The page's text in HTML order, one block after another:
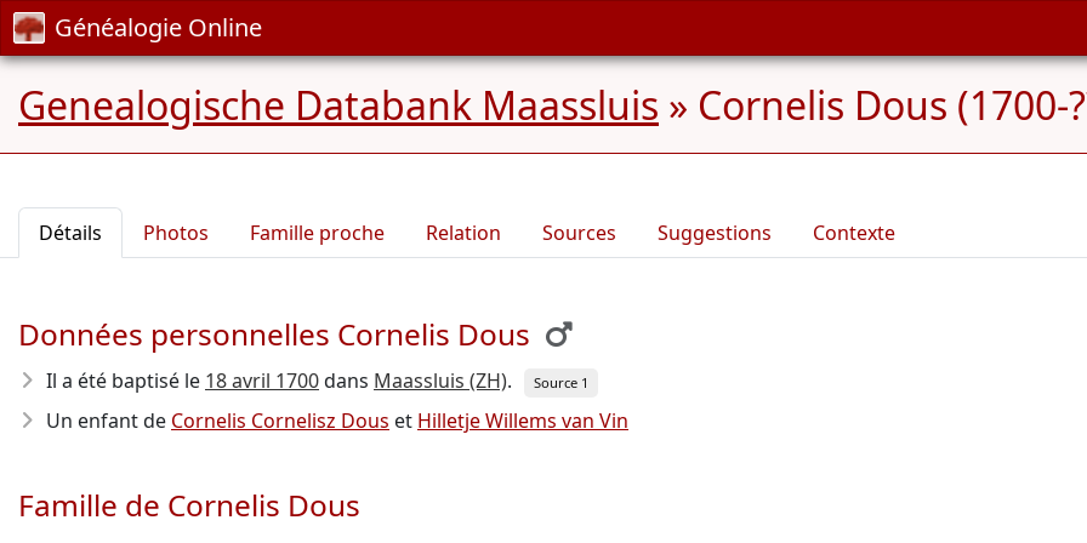
Généalogie Online
Genealogische Databank Maassluis » Cornelis Dous (1700-
Détails Photos Famille proche Relation Sources Suggestions Contexte
Données personnelles Cornelis Dous
Il a été baptisé le 18 avril 1700dans Maassluis (ZH). Source 1
Un enfant de Cornelis Cornelisz Dous et Hilletje Willems van Vin
Famille de Cornelis Dous